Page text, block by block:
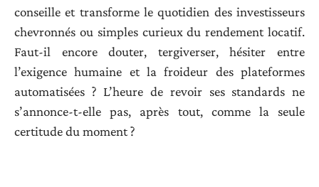
conseille et transforme le quotidien des investisseurs
chevronnés ou simples curieux du rendement locatif.
Faut-il encore douter, tergiverser, hésiter entre
l’exigence humaine et la froideur des plateformes
automatisées ? L’heure de revoir ses standards ne
s’annonce-t-elle pas, après tout, comme la seule
certitude du moment ?